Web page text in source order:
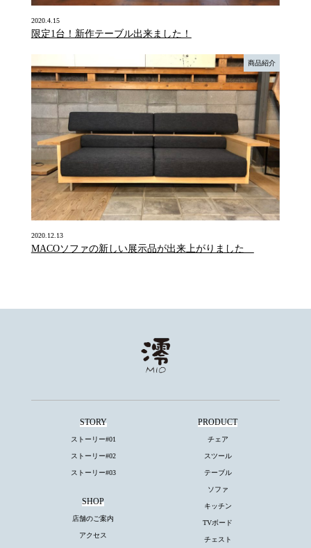
2020.4.15
限定1台！新作テーブル出来ました！
商品紹介
2020.12.13
MACOソファの新しい展示品が出来上がりました
STORY
ストーリー#01
ストーリー#02
ストーリー#03
SHOP
店舗のご案内
アクセス
PRODUCT
チェア
スツール
テーブル
ソファ
キッチン
TVボード
チェスト